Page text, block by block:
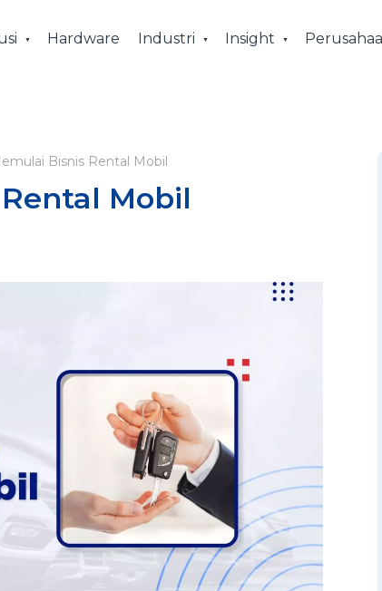
Hardware Industri Insight
Bisnis Rental Mobil
Mobil